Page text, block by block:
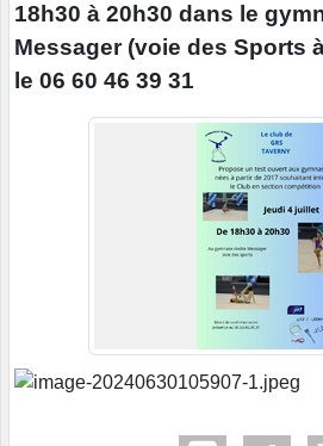
18h30 à 20h30 dans le
Messager (voie des Sports
le 06 60 46 39 31